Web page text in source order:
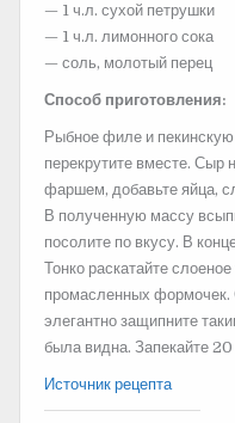
— 1 ч.л. сухой петрушки
— 1 ч.л. лимонного сока
— соль, молотый перец
Способ приготовления:
Рыбное филе и пекинскую
перекрутите вместе. Сыр
фаршем, добавьте яйца,
В полученную массу
посолите по вкусу. В
Тонко раскатайте
промасленных формочек.
элегантно защипните
была видна. Запекайте
Источник рецепта